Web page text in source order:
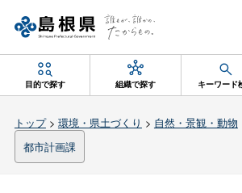
目的で探す 組織で探す キーワード
トップ> 環境・県土づくり > 自然・景観・動物
都市計画課